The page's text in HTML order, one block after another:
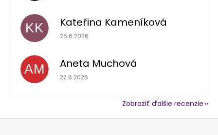
KK Kateřina Kameníková
Hodnotenie obchodu je 5 z 5 hviezdičiek.
26.6.2026
AM Aneta Muchová
Hodnotenie obchodu je 5 z 5 hviezdičiek.
22.6.2026
Zobraziť ďalšie recenzie
Z